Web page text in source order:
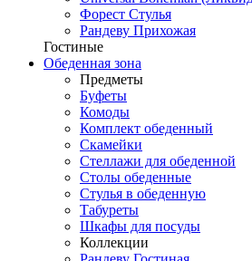
Форест Стулья
Рандеву Прихожая
Гостиные
Обеденная зона
Предметы
Буфеты
Комоды
Комплект обеденный
Скамейки
Стеллажи для обеденной
Столы обеденные
Стулья в обеденную
Табуреты
Шкафы для посуды
Коллекции